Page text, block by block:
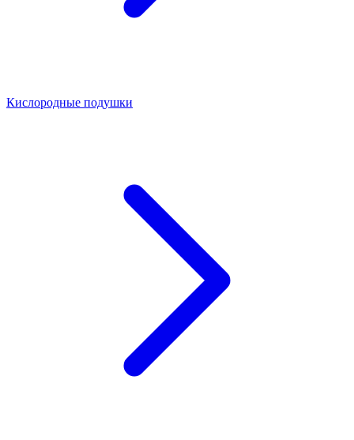
Кислородные подушки